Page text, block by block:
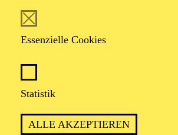
Essenzielle Cookies
Statistik
ALLE AKZEPTIEREN
Karten zum stark vergünstigten
Die Vergünstigung gilt für eine Karte
Webshop buchbar.